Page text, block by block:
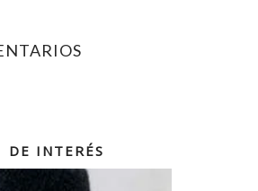
DE INTERÉS